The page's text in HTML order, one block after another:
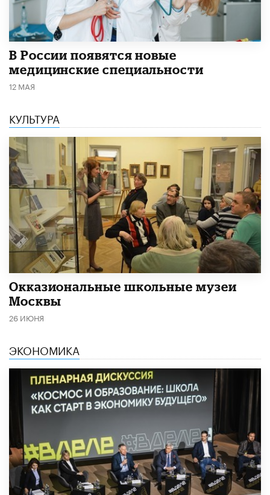
В России появятся новые
медицинские специальности
12 МАЯ
КУЛЬТУРА
​Окказиональные школьные музеи
Москвы
26 ИЮНЯ
ЭКОНОМИКА